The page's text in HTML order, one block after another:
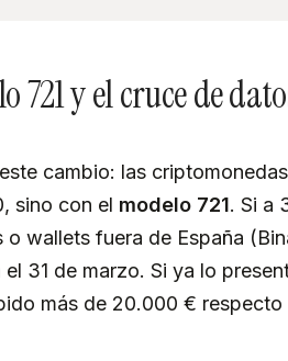
721 y el cruce de
cambio: las
sino con el modelo 721. Si a
o wallets fuera de España
el 31 de marzo. Si ya lo
más de 20.000 € respecto